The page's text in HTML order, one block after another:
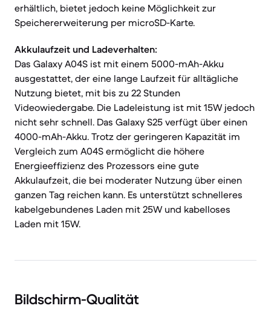
erhältlich, bietet jedoch keine Möglichkeit zur
Speichererweiterung per microSD-Karte.
Akkulaufzeit und Ladeverhalten:
Das Galaxy A04S ist mit einem 5000-mAh-Akku
ausgestattet, der eine lange Laufzeit für alltägliche
Nutzung bietet, mit bis zu 22 Stunden
Videowiedergabe. Die Ladeleistung ist mit 15W jedoch
nicht sehr schnell. Das Galaxy S25 verfügt über einen
4000-mAh-Akku. Trotz der geringeren Kapazität im
Vergleich zum A04S ermöglicht die höhere
Energieeffizienz des Prozessors eine gute
Akkulaufzeit, die bei moderater Nutzung über einen
ganzen Tag reichen kann. Es unterstützt schnelleres
kabelgebundenes Laden mit 25W und kabelloses
Laden mit 15W.
Bildschirm-Qualität